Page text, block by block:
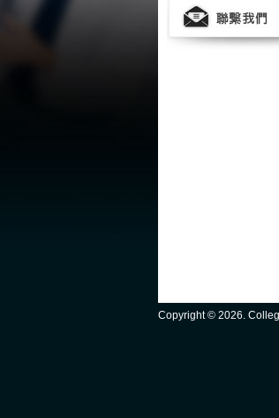
Copyright © 2026.